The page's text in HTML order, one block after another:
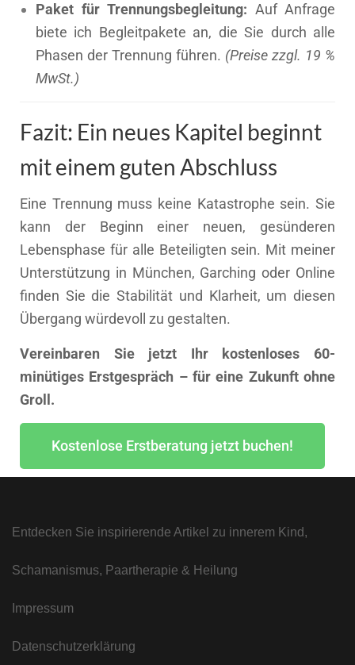
Paket für Trennungsbegleitung: Auf Anfrage
biete ich Begleitpakete an, die Sie durch alle
Phasen der Trennung führen. (Preise zzgl. 19 %
MwSt.)
Fazit: Ein neues Kapitel beginnt
mit einem guten Abschluss
Eine Trennung muss keine Katastrophe sein. Sie
kann der Beginn einer neuen, gesünderen
Lebensphase für alle Beteiligten sein. Mit meiner
Unterstützung in München, Garching oder Online
finden Sie die Stabilität und Klarheit, um diesen
Übergang würdevoll zu gestalten.
Vereinbaren Sie jetzt Ihr kostenloses 60-
minütiges Erstgespräch – für eine Zukunft ohne
Groll.
Kostenlose Erstberatung jetzt buchen!
Entdecken Sie inspirierende Artikel zu innerem Kind,
Schamanismus, Paartherapie & Heilung
Impressum
Datenschutzerklärung